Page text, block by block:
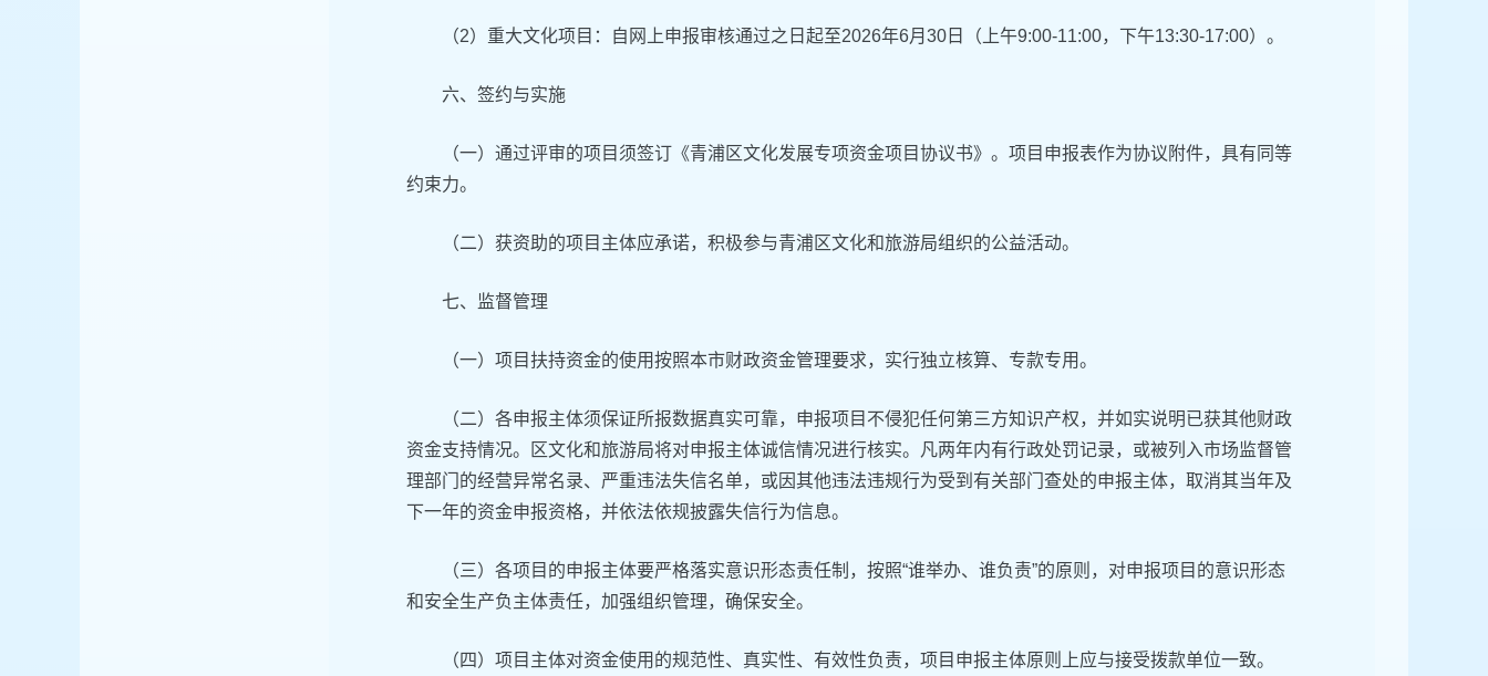
（2）重大文化项目：自网上申报审核通过之日起至2026年6月30日（上午9:00-11:00，下午13:30-17:00）。
六、签约与实施
（一）通过评审的项目须签订《青浦区文化发展专项资金项目协议书》。项目申报表作为协议附件，具有同等
约束力。
（二）获资助的项目主体应承诺，积极参与青浦区文化和旅游局组织的公益活动。
七、监督管理
（一）项目扶持资金的使用按照本市财政资金管理要求，实行独立核算、专款专用。
（二）各申报主体须保证所报数据真实可靠，申报项目不侵犯任何第三方知识产权，并如实说明已获其他财政
资金支持情况。区文化和旅游局将对申报主体诚信情况进行核实。凡两年内有行政处罚记录，或被列入市场监督管
理部门的经营异常名录、严重违法失信名单，或因其他违法违规行为受到有关部门查处的申报主体，取消其当年及
下一年的资金申报资格，并依法依规披露失信行为信息。
（三）各项目的申报主体要严格落实意识形态责任制，按照“谁举办、谁负责”的原则，对申报项目的意识形态
和安全生产负主体责任，加强组织管理，确保安全。
（四）项目主体对资金使用的规范性、真实性、有效性负责，项目申报主体原则上应与接受拨款单位一致。